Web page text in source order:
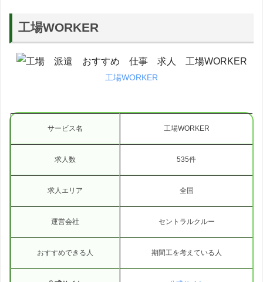
工場WORKER
工場WORKER
サービス名 工場WORKER
求人数 535件
求人エリア 全国
運営会社 セントラルクルー
おすすめできる人 期間工を考えている人